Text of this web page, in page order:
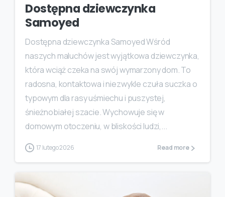
Dostępna dziewczynka
Samoyed
Dostępna dziewczynka Samoyed Wśród
naszych maluchów jest wyjątkowa dziewczynka,
która wciąż czeka na swój wymarzony dom. To
radosna, kontaktowa i niezwykle czuła suczka o
typowym dla rasy uśmiechu i puszystej,
śnieżnobiałej szacie. Wychowuje się w
domowym otoczeniu, w bliskości ludzi,...
17 lutego 2026 Read more